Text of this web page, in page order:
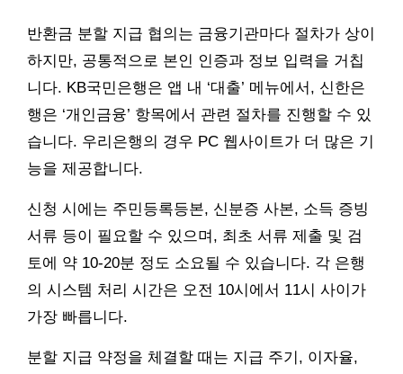
반환금 분할 지급 협의는 금융기관마다 절차가 상이
하지만, 공통적으로 본인 인증과 정보 입력을 거칩
니다. KB국민은행은 앱 내 ‘대출’ 메뉴에서, 신한은
행은 ‘개인금융’ 항목에서 관련 절차를 진행할 수 있
습니다. 우리은행의 경우 PC 웹사이트가 더 많은 기
능을 제공합니다.
신청 시에는 주민등록등본, 신분증 사본, 소득 증빙
서류 등이 필요할 수 있으며, 최초 서류 제출 및 검
토에 약 10-20분 정도 소요될 수 있습니다. 각 은행
의 시스템 처리 시간은 오전 10시에서 11시 사이가
가장 빠릅니다.
분할 지급 약정을 체결할 때는 지급 주기, 이자율,